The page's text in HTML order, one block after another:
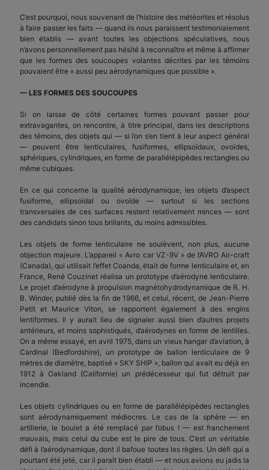
C’est pourquoi, nous souvenant de l’histoire des météorites et résolus
à faire passer les faits — quand ils nous paraissent testimonialement
bien établis — avant toutes les objections spéculatives, nous
n’avons personnellement pas hésité à reconnaître et même à affirmer
que les formes des soucoupes volantes décrites par les témoins
pouvaient être « aussi peu aérodynamiques que possible ».
— LES FORMES DES SOUCOUPES
Si on laisse de côté certaines formes pouvant passer pour
extravagantes, on rencontre, à titre principal, dans les descriptions
des témoins, des objets qui — si l’on s’en tient à leur aspect général
— peuvent être lenticulaires, fusiformes, ellipsoïdaux, ovoïdes,
sphériques, cylindriques, en forme de parallélépipèdes rectangles ou
même cubiques.
En ce qui concerne la qualité aérodynamique, les objets d’aspect
fusiforme, ellipsoïdal ou ovoïde — surtout si les sections
transversales de ces surfaces restent relativement minces — sont
des candidats sinon tous brillants, du moins admissibles.
Les objets de forme lenticulaire ne soulèvent, non plus, aucune
objection majeure. L’appareil « Avro car VZ-9V » de l’AVRO Air-craft
(Canada), qui utilisait l’effet Coanda, était de forme lenticulaire et, en
France, René Couzinet réalisa un prototype d’aérodyne lenticulaire.
Le projet d’aérodyne à propulsion magnétohydrodynamique de R. H.
B. Winder, publié dès la fin de 1966, et celui, récent, de Jean-Pierre
Petit et Maurice Viton, se rapportent également à des engins
lentiformes. Il y aurait lieu de signaler aussi bien d’autres projets
antérieurs, et moins sophistiqués, d’aérodynes en forme de lentilles.
On a même essayé, en avril 1975, dans un vieux hangar d’aviation, à
Cardinal (Bedfordshire), un prototype de ballon lenticulaire de 9
mètres de diamètre, baptisé « SKY SHIP », ballon qui avait eu déjà en
1912 à Oakland (Californie) un prédécesseur qui fut détruit par
incendie.
Les objets cylindriques ou en forme de parallélépipèdes rectangles
sont aérodynamiquement médiocres. Le cas de la sphère — en
artillerie, le boulet a été remplacé par l’obus ! — est franchement
mauvais, mais celui du cube est le pire de tous. C’est un véritable
défi à l’aérodynamique, dont il bafoue toutes les règles. Un défi qui a
pourtant été jeté, car il paraît bien établi — et nous avions eu jadis la